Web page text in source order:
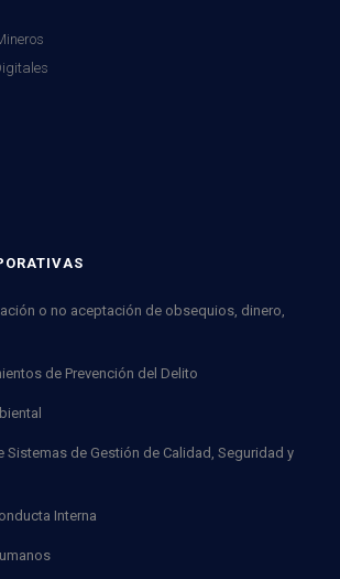
o no aceptación de obsequios, dinero,
de Prevención del Delito
Sistemas de Gestión de Calidad, Seguridad y
Interna